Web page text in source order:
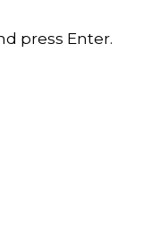
press Enter.